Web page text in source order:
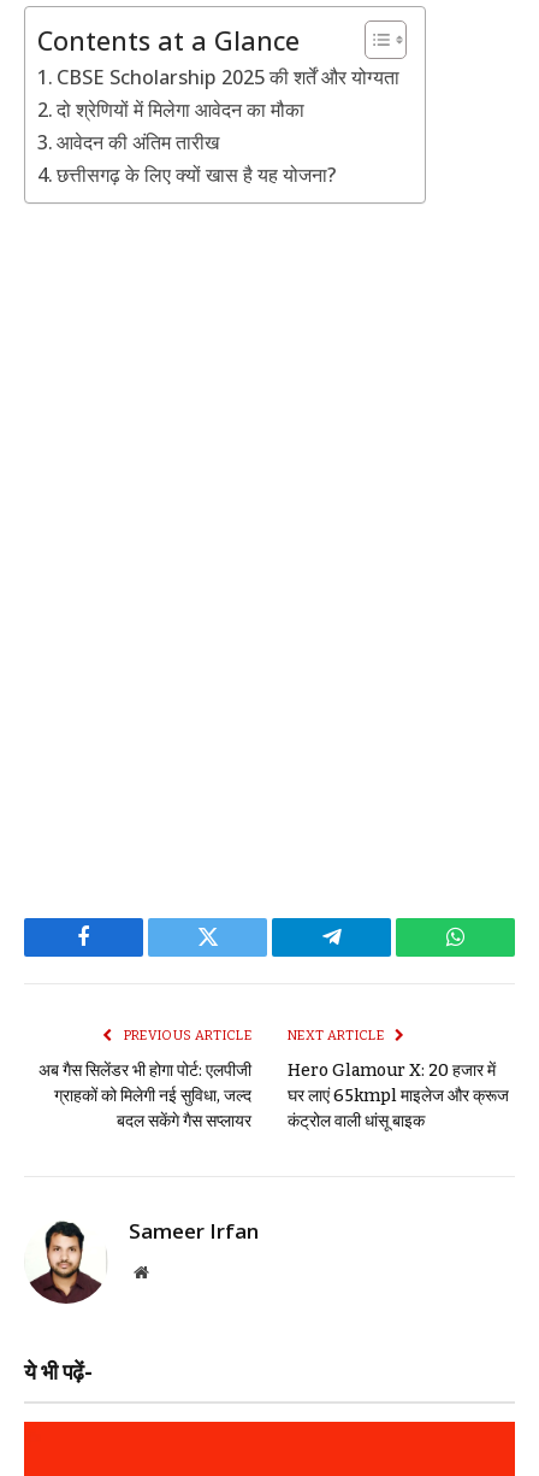
Contents at a Glance
CBSE Scholarship 2025 की शर्तें और योग्यता
दो श्रेणियों में मिलेगा आवेदन का मौका
आवेदन की अंतिम तारीख
छत्तीसगढ़ के लिए क्यों खास है यह योजना?
Facebook Twitter Telegram
PREVIOUS ARTICLE
अब गैस सिलेंडर भी होगा पोर्ट: एलपीजी
ग्राहकों को मिलेगी नई सुविधा, जल्द
बदल सकेंगे गैस सप्लायर
NEXT ARTICLE
Hero Glamour X: 20 हजार में
घर लाएं 65kmpl माइलेज और क्रूज
कंट्रोल वाली धांसू बाइक
Sameer Irfan
Website
ये भी पढ़ें-